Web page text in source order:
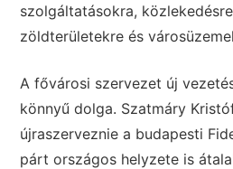
szolgáltatásokra,
zöldterületekre és
A fővárosi szervezet új
könnyű dolga. Szatmáry
újraszerveznie a budapesti
párt országos helyzete is